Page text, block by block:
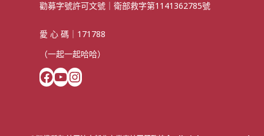
勸募字號許可文號｜衛部救字第1141362785號
愛 心 碼｜171788
（一起一起哈哈）
Facebook YouTube Instagram